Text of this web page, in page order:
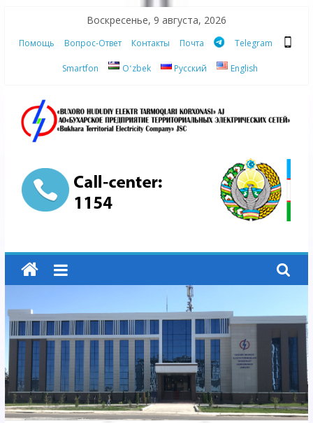
content
Воскресенье, 9 августа, 2026
Помощь Вопрос-Ответ Контакты Почта Telegram
Smartfon Oʻzbek Русский English
АО
"Бухарское
Предприятие
Территориальных
Электрических
сетей"
АО
"Бухарское